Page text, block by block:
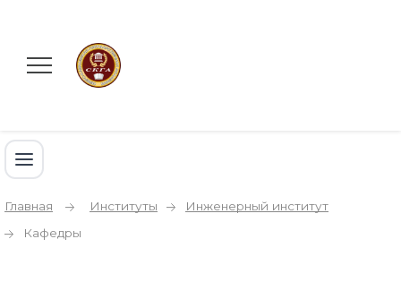
Главная Институты
Инженерный институт
Кафедры